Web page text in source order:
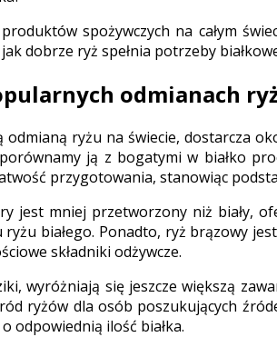
spożywczych na całym
dobrze ryż spełnia potrzeby
odmianach
odmianą ryżu na świecie, dostarcza
ją z bogatymi w białko
przygotowania, stanowiąc
jest mniej przetworzony niż biały,
białego. Ponadto, ryż brązowy
składniki odżywcze.
wyróżniają się jeszcze większą
ryżów dla osób poszukujących
odpowiednią ilość białka.